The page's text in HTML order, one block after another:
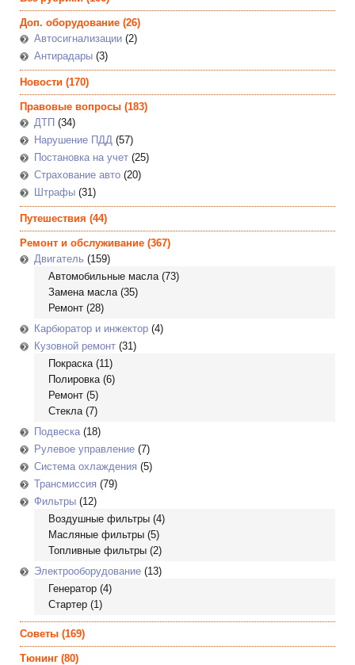
Доп. оборудование (26)
Автосигнализации (2)
Антирадары (3)
Новости (170)
Правовые вопросы (183)
ДТП (34)
Нарушение ПДД (57)
Постановка на учет (25)
Страхование авто (20)
Штрафы (31)
Путешествия (44)
Ремонт и обслуживание (367)
Двигатель (159)
Автомобильные масла(73)
Замена масла(35)
Ремонт (28)
Карбюратор и инжектор (4)
Кузовной ремонт (31)
Покраска(11)
Полировка(6)
Ремонт (5)
Стекла(7)
Подвеска(18)
Рулевое управление (7)
Система охлаждения (5)
Трансмиссия (79)
Фильтры (12)
Воздушные фильтры (4)
Масляные фильтры (5)
Топливные фильтры (2)
Электрооборудование (13)
Генератор (4)
Стартер (1)
Советы (169)
Тюнинг (80)